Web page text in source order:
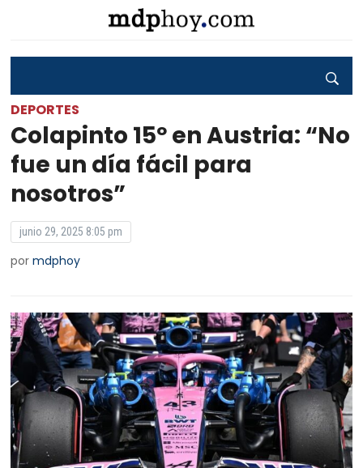
DEPORTES
Colapinto 15º en Austria: “No
fue un día fácil para
nosotros”
junio 29, 2025 8:05 pm
pormdphoy